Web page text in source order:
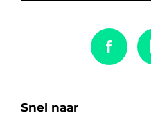
Snel naar